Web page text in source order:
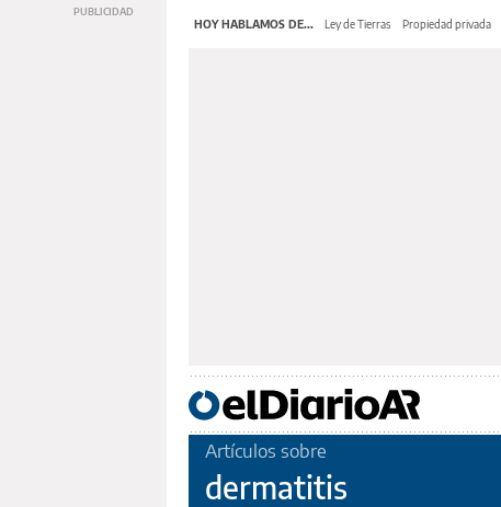
HOY HABLAMOS DE... Ley de Tierras Propiedad privada
Artículos sobre
dermatitis